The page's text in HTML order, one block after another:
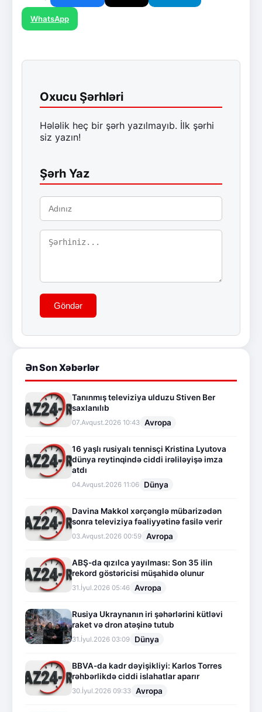
WhatsApp
Oxucu Şərhləri
Hələlik heç bir şərh yazılmayıb. İlk şərhi
siz yazın!
Şərh Yaz
Göndər
Ən Son Xəbərlər
Tanınmış televiziya ulduzu Stiven Ber
saxlanılıb
07.Avqust.2026 10:43 Avropa
16 yaşlı rusiyalı tennisçi Kristina Lyutova
dünya reytinqində ciddi irəliləyişə imza
atdı
04.Avqust.2026 11:06 Dünya
Davina Makkol xərçənglə mübarizədən
sonra televiziya fəaliyyətinə fasilə verir
03.Avqust.2026 00:59 Avropa
ABŞ-da qızılca yayılması: Son 35 ilin
rekord göstəricisi müşahidə olunur
31.İyul.2026 05:46 Avropa
Rusiya Ukraynanın iri şəhərlərini kütləvi
raket və dron atəşinə tutub
31.İyul.2026 03:09 Dünya
BBVA-da kadr dəyişikliyi: Karlos Torres
rəhbərlikdə ciddi islahatlar aparır
30.İyul.2026 09:33 Avropa